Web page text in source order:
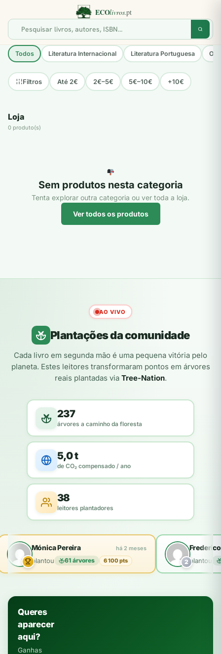
Todos Literatura Internacional Literatura Portuguesa
Filtros Até 2€ 2€–5€ 5€–10€ +10€
Loja
0 produto(s)
Sem produtos nesta categoria
Tenta explorar outra categoria ou ver toda a loja.
Ver todos os produtos
AO VIVO
Plantações da comunidade
Cada livro em segunda mão é uma pequena vitória pelo
planeta. Estes leitores transformaram pontos em árvores
reais plantadas via Tree-Nation.
237
árvores a caminho da floresta
5,0 t
de CO₂ compensado / ano
38
leitores plantadores
Mónica Pereira há 2 meses
plantou 61 árvores 6 100 pts 2plantou
Queres
aparecer
aqui?
Ganhas